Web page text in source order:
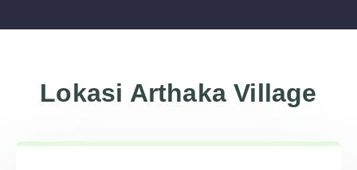
Lokasi Arthaka Village